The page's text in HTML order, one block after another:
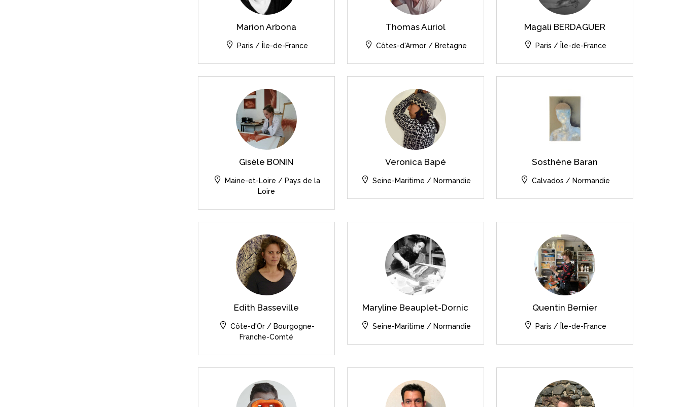
Marion Arbona
Paris / Île-de-France
Thomas Auriol
Côtes-d'Armor / Bretagne
Magali BERDAGUER
Paris / Île-de-France
Gisèle BONIN
Maine-et-Loire / Pays de la
Loire
Veronica Bapé
Seine-Maritime / Normandie
Sosthène Baran
Calvados / Normandie
Edith Basseville
Côte-d'Or / Bourgogne-
Franche-Comté
Maryline Beauplet-Dornic
Seine-Maritime / Normandie
Quentin Bernier
Paris / Île-de-France